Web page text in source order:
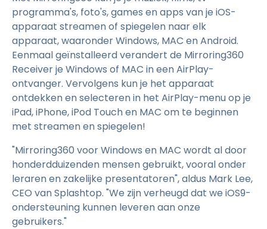
programma's, foto's, games en apps van je iOS-
apparaat streamen of spiegelen naar elk
apparaat, waaronder Windows, MAC en Android.
Eenmaal geïnstalleerd verandert de Mirroring360
Receiver je Windows of MAC in een AirPlay-
ontvanger. Vervolgens kun je het apparaat
ontdekken en selecteren in het AirPlay-menu op je
iPad, iPhone, iPod Touch en MAC om te beginnen
met streamen en spiegelen!
"Mirroring360 voor Windows en MAC wordt al door
honderdduizenden mensen gebruikt, vooral onder
leraren en zakelijke presentatoren", aldus Mark Lee,
CEO van Splashtop. "We zijn verheugd dat we iOS9-
ondersteuning kunnen leveren aan onze
gebruikers."